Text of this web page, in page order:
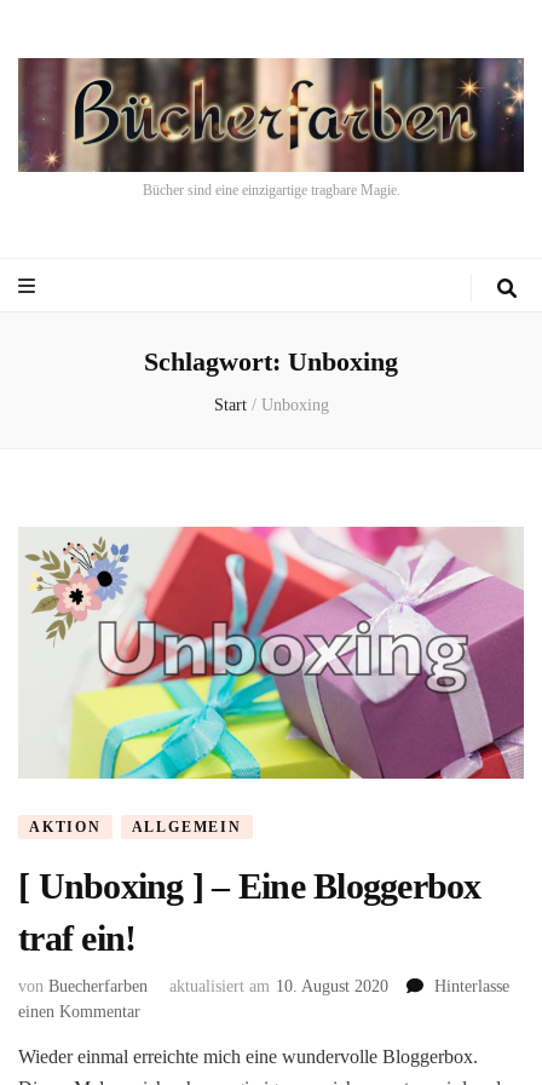
Bücher sind eine einzigartige tragbare Magie.
Schlagwort: Unboxing
Start / Unboxing
AKTION ALLGEMEIN
[ Unboxing ] – Eine Bloggerbox
traf ein!
von Buecherfarben aktualisiert am 10. August 2020
Hinterlasse
einen Kommentarzu
Unboxing
Wieder einmal erreichte mich eine wundervolle Bloggerbox.